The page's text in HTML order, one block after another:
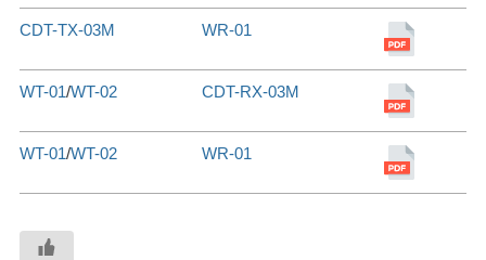
CDT-TX-03M WR-01
WT-01/WT-02 CDT-RX-03M
WT-01/WT-02 WR-01